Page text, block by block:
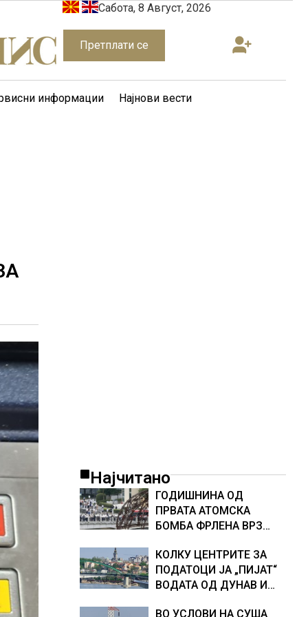
Сабота, 8 Август, 2026
Претплати се
информации Најнови вести
Најчитано
ГОДИШНИНА ОД
ПРВАТА АТОМСКА
БОМБА ФРЛЕНА ВРЗ
ШТО НАПРАВИВМЕ“,
како дел од екипажот
во авионот „Енола Геј“ и
КОЛКУ ЦЕНТРИТЕ ЗА
ПОДАТОЦИ ЈА „ПИЈАТ“
ВОДАТА ОД ДУНАВ И
ВО УСЛОВИ НА СУША